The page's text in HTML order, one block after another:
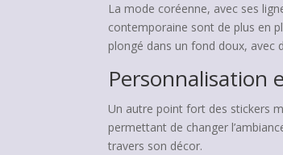
La mode coréenne, avec ses
contemporaine sont de plus en
plongé dans un fond doux, avec
Personnalisation
Un autre point fort des stickers
permettant de changer
travers son décor.